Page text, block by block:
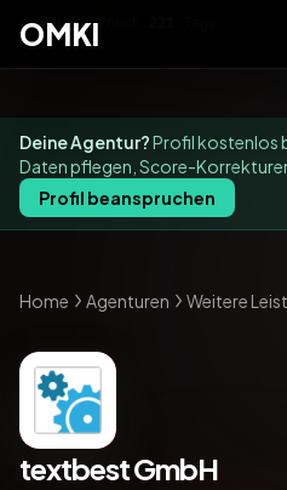
OMKI 2027
OMKI
Deine Agentur?Profil kostenlos
Daten pflegen, Score-
Profil beanspruchen
Home Agenturen Weitere
textbest GmbH